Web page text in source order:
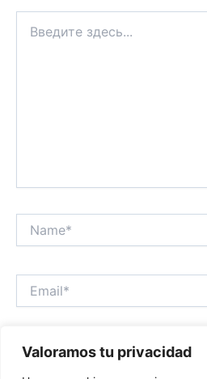
Valoramos tu privacidad
здесь...